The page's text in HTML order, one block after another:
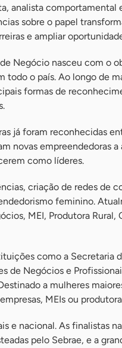
analista comportamental
sobre o papel
e ampliar
Negócio nasceu com o
o país. Ao longo de
formas de
já foram reconhecidas
novas empreendedoras
como líderes.
criação de redes de
feminino.
MEI, Produtora Rural,
como a Secretaria
de Negócios e
a mulheres
MEIs ou
e nacional. As finalistas
pelo Sebrae, e a